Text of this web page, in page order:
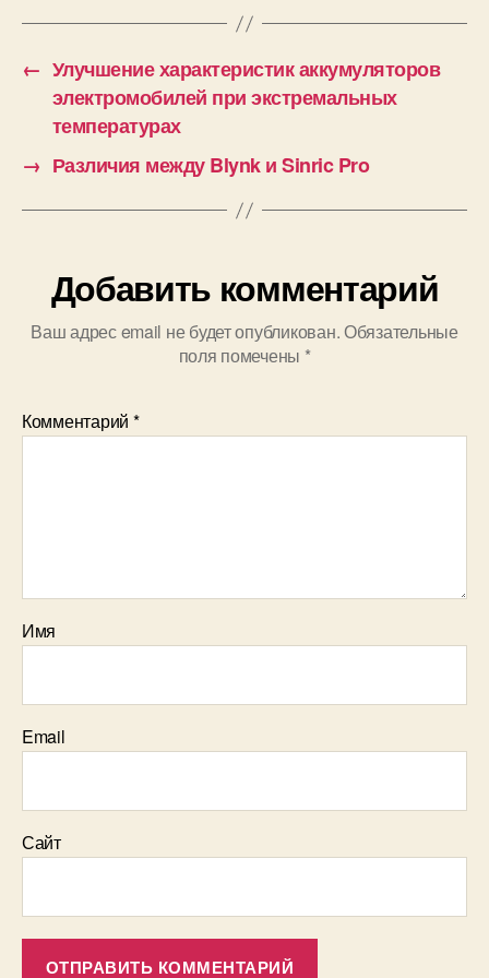
к
← Улучшение характеристик аккумуляторов
электромобилей при экстремальных
температурах
→ Различия между Blynk и Sinric Pro
Добавить комментарий
Ваш адрес email не будет опубликован.Обязательные
поля помечены *
Комментарий *
Имя
Email
Сайт